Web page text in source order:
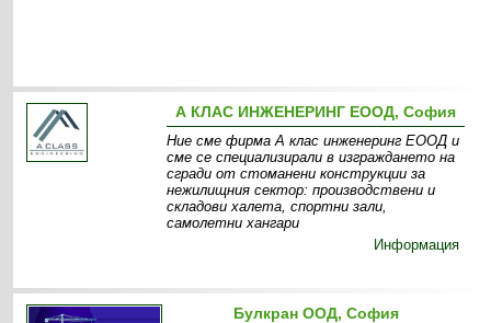
А КЛАС ИНЖЕНЕРИНГ ЕООД, София
Ние сме фирма А клас инженеринг ЕООД и
сме се специализирали в изграждането на
сгради от стоманени конструкции за
нежилищния сектор: производствени и
складови халета, спортни зали,
самолетни хангари
Информация
Булкран ООД, София